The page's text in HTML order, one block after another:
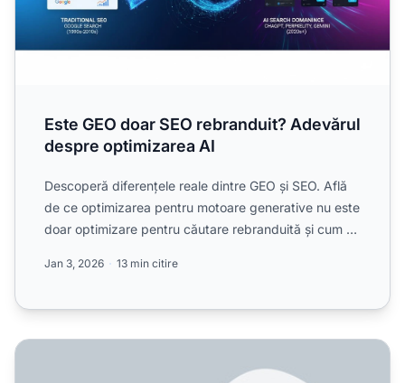
Este GEO doar SEO rebranduit? Adevărul
despre optimizarea AI
Descoperă diferențele reale dintre GEO și SEO. Află
de ce optimizarea pentru motoare generative nu este
doar optimizare pentru căutare rebranduită și cum să
Jan 3, 2026 13 min citire
Înlocuiește GEO SEO? Cum ar trebui să echilibrez